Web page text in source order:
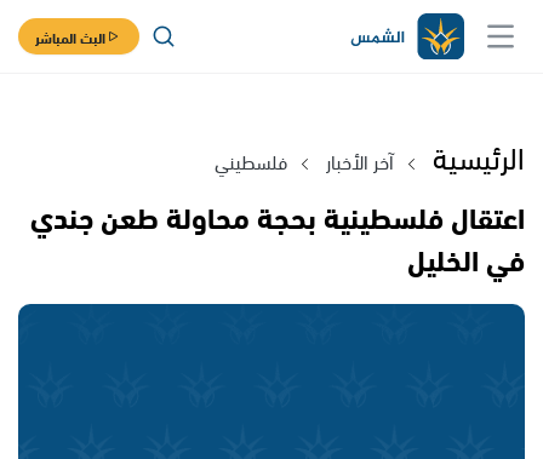
البث المباشر
الرئيسية آخر الأخبار فلسطيني
اعتقال فلسطينية بحجة محاولة طعن جندي
في الخليل